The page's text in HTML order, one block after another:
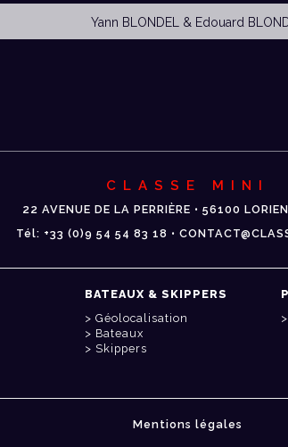
Yann BLONDEL& Edouard
CLASSE MINI
22 AVENUE DE LA PERRIÈRE • 56100
Tél: +33 (0)9 54 54 83 18 •
BATEAUX & SKIPPERS
Géolocalisation
Bateaux
Skippers
Mentions légales